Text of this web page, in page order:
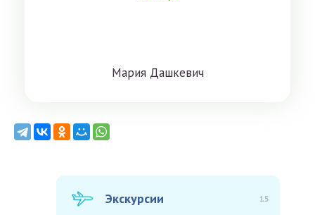
Мaрия Дaшкeвич
Экскурсии 15